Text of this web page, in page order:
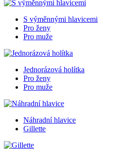
S výměnnými hlavicemi
Pro ženy
Pro muže
Jednorázová holítka
Pro ženy
Pro muže
Náhradní hlavice
Gillette